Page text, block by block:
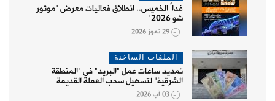
غداً الخميس.. انطلاق فعاليات معرض "موتور
شو 2026"
29 تموز 2026
الملفات الساخنة
تمديد ساعات عمل "البريد" في "المنطقة
الشرقية" لتسهيل سحب العملة القديمة
03 آب 2026